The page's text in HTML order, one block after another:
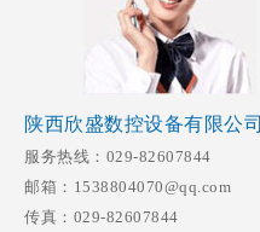
陕西欣盛数控设备有限公司
服务热线：029-82607844
邮箱：1538804070@qq.com
传真：029-82607844